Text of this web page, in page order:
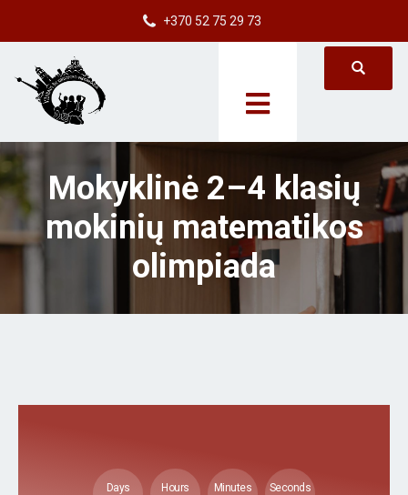
+370 52 75 29 73
Mokyklinė 2–4 klasių
mokinių matematikos
olimpiada
Days Hours Minutes Seconds